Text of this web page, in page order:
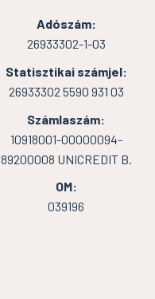
Adószám:
26933302-1-03
Statisztikai számjel:
26933302 5590 931 03
Számlaszám:
10918001-00000094-
89200008 UNICREDIT B.
OM:
039196